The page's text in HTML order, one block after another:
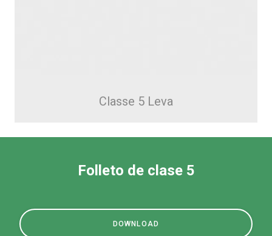
Classe 5 Leva
Folleto de clase 5
DOWNLOAD